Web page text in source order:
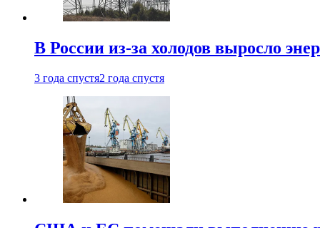
В России из-за холодов выросло
3 года спустя2 года спустя